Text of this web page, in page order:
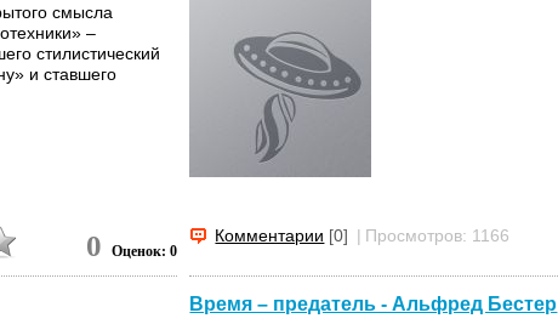
смысла
–
стилистический
и ставшего
0 Оценок: 0
Комментарии [0] | Просмотров: 1166
Время – предатель - Альфред Бестер